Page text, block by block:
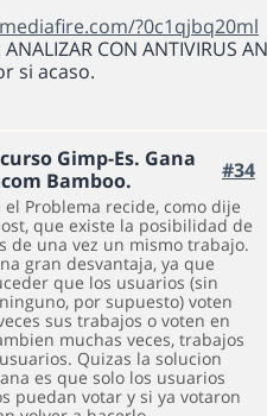
?0c1qjbq20ml
CON ANTIVIRUS
si acaso.
Gimp-Es. Gana
Bamboo.
#34
el Problema recide, como dije
que existe la posibilidad de
de una vez un mismo trabajo.
gran desvantaja, ya que
que los usuarios (sin
por supuesto) voten
sus trabajos o voten en
muchas veces, trabajos
Quizas la solucion
es que solo los usuarios
puedan votar y si ya votaron